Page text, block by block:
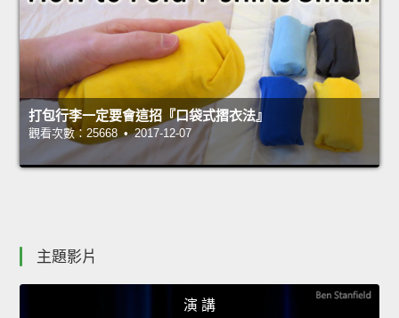
打包行李一定要會這招『口袋式摺衣法』
觀看次數：25668 • 2017-12-07
主題影片
演 講